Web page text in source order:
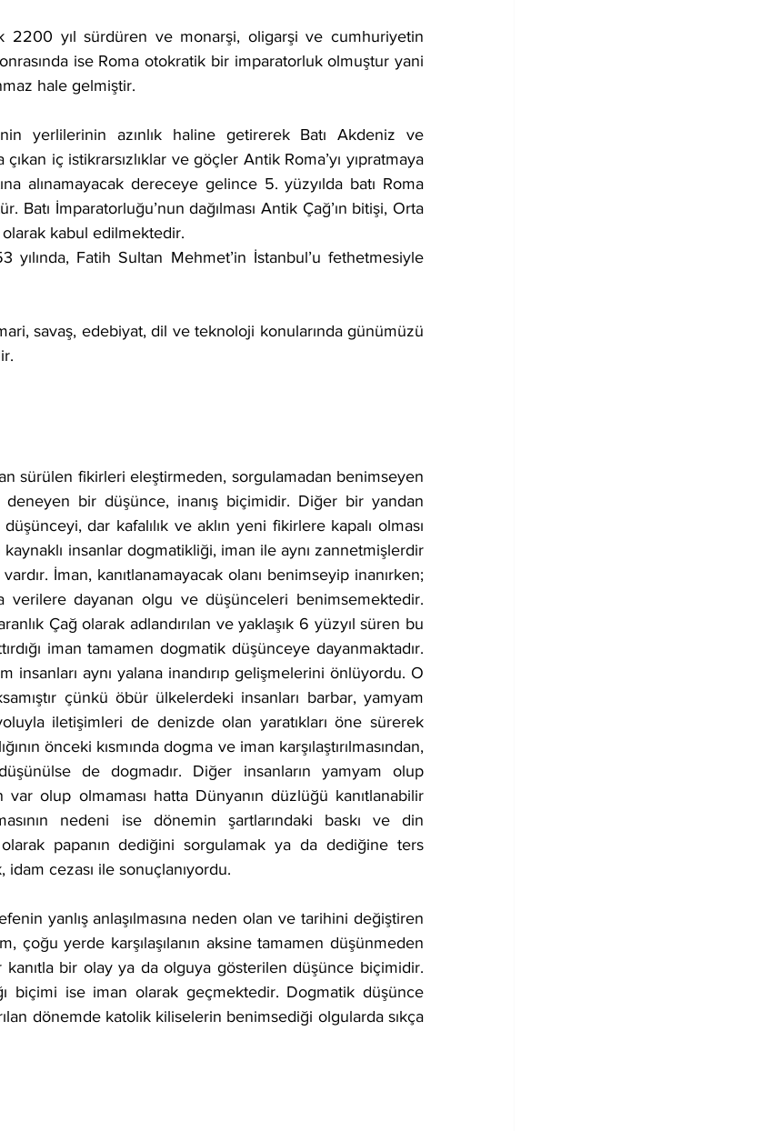
ise Roma otokratik bir imparatorluk olmuştur yani
hale gelmiştir.
iç istikrarsızlıklar ve göçler Antik Roma’yı yıpratmaya
alınamayacak dereceye gelince 5. yüzyılda batı Roma
Batı İmparatorluğu’nun dağılması Antik Çağ’ın bitişi, Orta
olarak kabul edilmektedir.
yılında, Fatih Sultan Mehmet’in İstanbul’u fethetmesiyle
deneyen bir düşünce, inanış biçimidir. Diğer bir yandan
dar kafalılık ve aklın yeni fikirlere kapalı olması
kaynaklı insanlar dogmatikliği, iman ile aynı zannetmişlerdir
İman, kanıtlanamayacak olanı benimseyip inanırken;
verilere dayanan olgu ve düşünceleri benimsemektedir.
Çağ olarak adlandırılan ve yaklaşık 6 yüzyıl süren bu
iman tamamen dogmatik düşünceye dayanmaktadır.
insanları aynı yalana inandırıp gelişmelerini önlüyordu. O
çünkü öbür ülkelerdeki insanları barbar, yamyam
iletişimleri de denizde olan yaratıkları öne sürerek
önceki kısmında dogma ve iman karşılaştırılmasından,
de dogmadır. Diğer insanların yamyam olup
var olup olmaması hatta Dünyanın düzlüğü kanıtlanabilir
nedeni ise dönemin şartlarındaki baskı ve din
olarak papanın dediğini sorgulamak ya da dediğine ters
cezası ile sonuçlanıyordu.
çoğu yerde karşılaşılanın aksine tamamen düşünmeden
bir olay ya da olguya gösterilen düşünce biçimidir.
biçimi ise iman olarak geçmektedir. Dogmatik düşünce
dönemde katolik kiliselerin benimsediği olgularda sıkça